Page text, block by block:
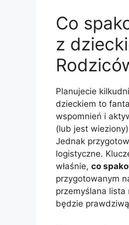
Co
z
Planujecie
dzieckiem to
wspomnień i
(lub jest
Jednak
logistyczne.
właśnie, co
przygotowanym
przemyślana
będzie